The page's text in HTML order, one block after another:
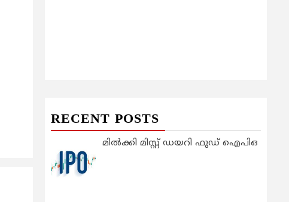
RECENT POSTS
മിൽക്കി മിസ്റ്റ് ഡയറി ഫുഡ് ഐപിഒ